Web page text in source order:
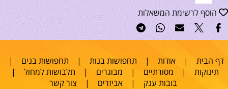
הוסף לרשימת המשאלות
דף הבית |אודות | תחפושות בנות | תחפושות בנים |
תינוקות | מסורתיים | מבוגרים | תלבושות למחול |
בובות ענק |אביזרים | צור קשר